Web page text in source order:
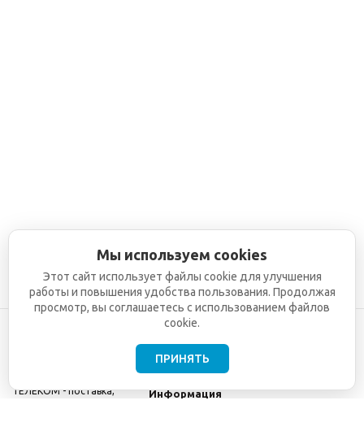
ТЕЛЕКОМ - поставка,
Информация
Мы используем cookies
Этот сайт использует файлы cookie для улучшения
работы и повышения удобства пользования. Продолжая
просмотр, вы соглашаетесь с использованием файлов
cookie.
ПРИНЯТЬ